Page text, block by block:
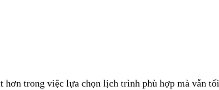
trong việc lựa chọn lịch trình phù hợp mà vẫn tối